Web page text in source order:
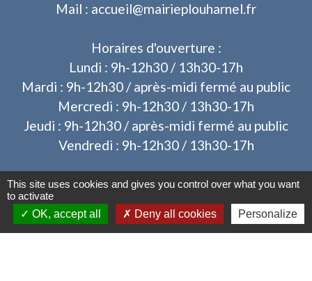
Mail : accueil@mairieplouharnel.fr
Horaires d'ouverture :
Lundi : 9h-12h30 / 13h30-17h
Mardi : 9h-12h30 / après-midi fermé au public
Mercredi : 9h-12h30 / 13h30-17h
Jeudi : 9h-12h30 / après-midi fermé au public
Vendredi : 9h-12h30 / 13h30-17h
Liens
This site uses cookies and gives you control over what you want
to activate
OK, accept all
Deny all cookies Personalize